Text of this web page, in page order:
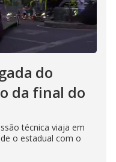
do
da final do
técnica viaja em
o estadual com o